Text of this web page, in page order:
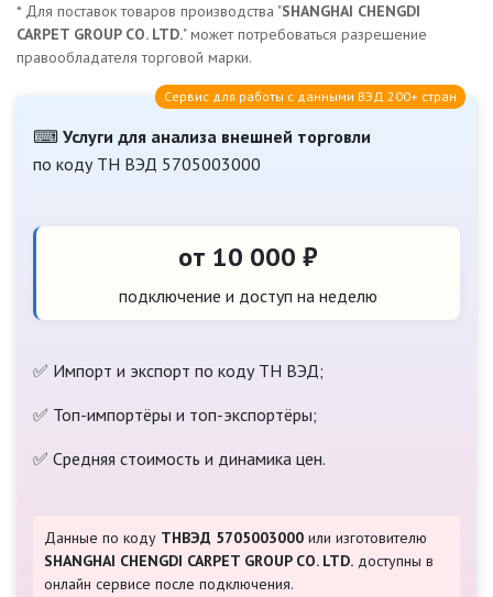
* Для поставок товаров производства "SHANGHAI CHENGDI
CARPET GROUP CO. LTD." может потребоваться разрешение
правообладателя торговой марки.
⌨ Услуги для анализа внешней торговли
по коду ТН ВЭД 5705003000
Сервис для работы с данными ВЭД 200+ стран
от 10 000 ₽
подключение и доступ на неделю
✅ Импорт и экспорт по коду ТН ВЭД;
✅ Топ-импортёры и топ-экспортёры;
✅ Средняя стоимость и динамика цен.
Данные по коду ТНВЭД 5705003000 или изготовителю
SHANGHAI CHENGDI CARPET GROUP CO. LTD. доступны в
онлайн сервисе после подключения.